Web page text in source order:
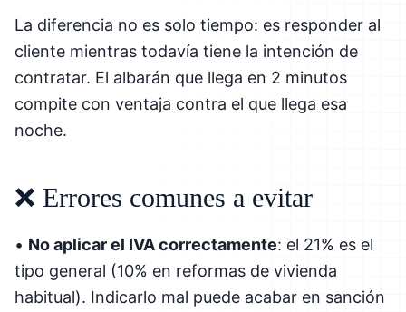
La diferencia no es solo tiempo: es responder al
cliente mientras todavía tiene la intención de
contratar. El albarán que llega en 2 minutos
compite con ventaja contra el que llega esa
noche.
❌ Errores comunes a evitar
• No aplicar el IVA correctamente: el 21% es el
tipo general (10% en reformas de vivienda
habitual). Indicarlo mal puede acabar en sanción